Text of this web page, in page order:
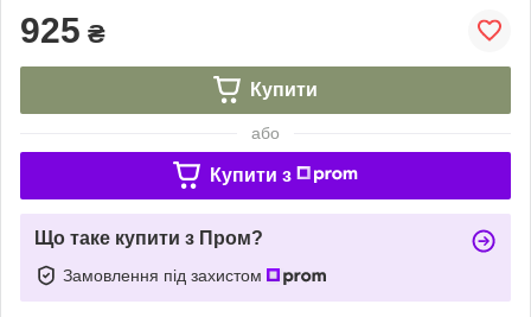
925 ₴
Купити
або
Купити з
Що таке купити з Пром?
Замовлення під захистом